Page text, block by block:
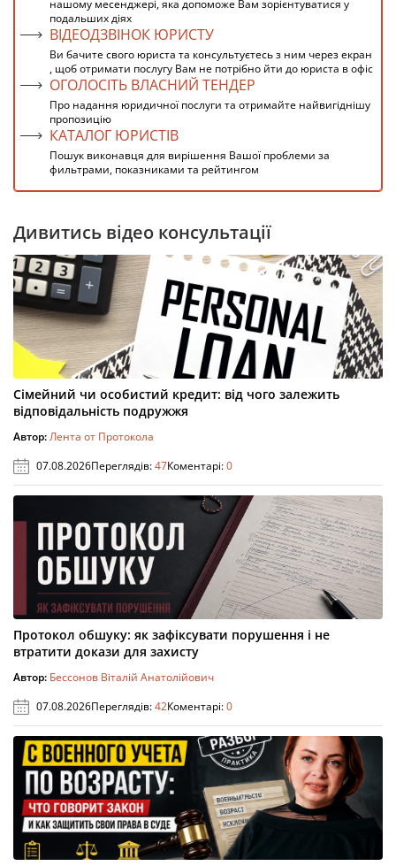
нашому месенджері, яка допоможе Вам зорієнтуватися у
подальших діях
ВІДЕОДЗВІНОК ЮРИСТУ
Ви бачите свого юриста та консультуєтесь з ним через екран
, щоб отримати послугу Вам не потрібно йти до юриста в офіс
ОГОЛОСІТЬ ВЛАСНИЙ ТЕНДЕР
Про надання юридичної послуги та отримайте найвигіднішу
пропозицію
КАТАЛОГ ЮРИСТІВ
Пошук виконавця для вирішення Вашої проблеми за
фильтрами, показниками та рейтингом
Дивитись відео консультації
Сімейний чи особистий кредит: від чого залежить
відповідальність подружжя
Автор:Лента от Протокола
07.08.2026Переглядів:47Коментарі:0
Протокол обшуку: як зафіксувати порушення і не
втратити докази для захисту
Автор: Бессонов Віталій Анатолійович
07.08.2026Переглядів:42Коментарі:0